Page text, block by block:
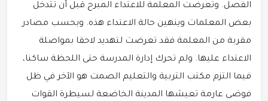
الفصل. وتعرضت المعلمة للاعتداء المبرح قبل أن تتدخل
بعض المعلمات وينهين حالة الاعتداء هذه. وبحسب مصادر
مقربة من المعلمة فقد تعرضت لتهديد لاحقا بمواصلة
الاعتداء عليها. ولم تحرك إدارة المدرسة حتى اللحظة ساكنا،
فيما التزم مكتب التربية والتعليم الصمت هو الآخر في ظل
فوضى عارمة تعيشها المدينة الخاضعة لسيطرة القوات